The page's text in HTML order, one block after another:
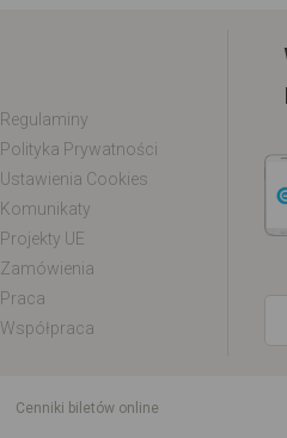
Regulaminy
Polityka Prywatności
Ustawienia Cookies
Komunikaty
Projekty UE
Zamówienia
Praca
Współpraca
Cenniki biletów online